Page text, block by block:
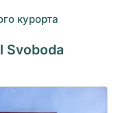
курорта
Svoboda